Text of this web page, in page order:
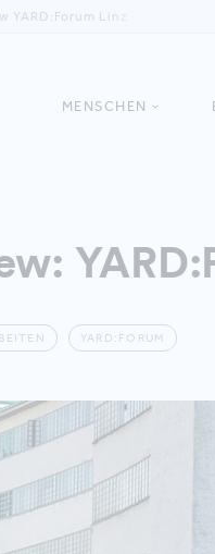
YARD:Forum Linz
MENSCHEN
YARD:FORUM